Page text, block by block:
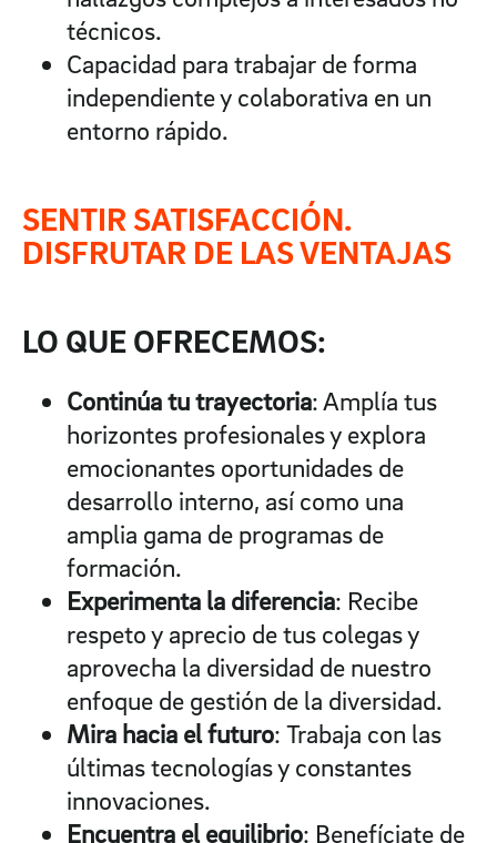
técnicos.
Capacidad para trabajar de forma
independiente y colaborativa en un
entorno rápido.
SENTIR SATISFACCIÓN.
DISFRUTAR DE LAS VENTAJAS
LO QUE OFRECEMOS:
Continúa tu trayectoria: Amplía tus
horizontes profesionales y explora
emocionantes oportunidades de
desarrollo interno, así como una
amplia gama de programas de
formación.
Experimenta la diferencia: Recibe
respeto y aprecio de tus colegas y
aprovecha la diversidad de nuestro
enfoque de gestión de la diversidad.
Mira hacia el futuro: Trabaja con las
últimas tecnologías y constantes
innovaciones.
Encuentra el equilibrio: Benefíciate de